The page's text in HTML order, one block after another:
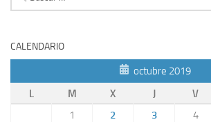
CALENDARIO
octubre 2019
L
M X J V
1
2 3 4